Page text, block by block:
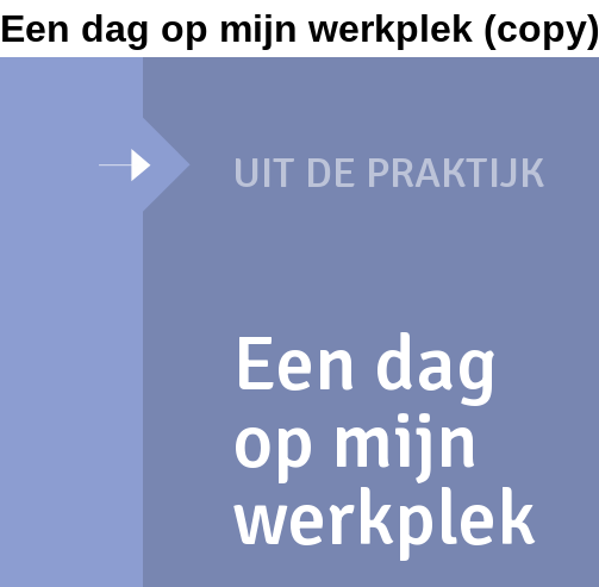
Een dag op mijn werkplek (copy)
UIT DE PRAKTIJK
Een dag
op mijn
werkplek